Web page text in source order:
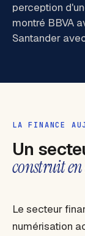
perception
montré BBVA
Santander
LA FINANCE
Un
construit en
Le secteur
numérisation